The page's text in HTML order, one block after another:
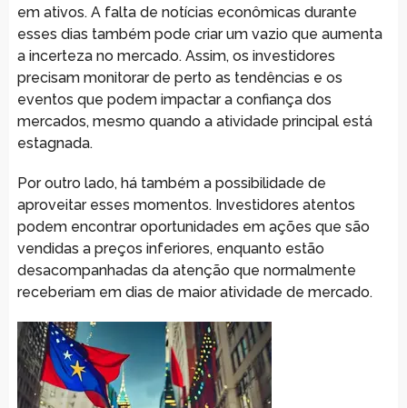
em ativos. A falta de notícias econômicas durante
esses dias também pode criar um vazio que aumenta
a incerteza no mercado. Assim, os investidores
precisam monitorar de perto as tendências e os
eventos que podem impactar a confiança dos
mercados, mesmo quando a atividade principal está
estagnada.
Por outro lado, há também a possibilidade de
aproveitar esses momentos. Investidores atentos
podem encontrar oportunidades em ações que são
vendidas a preços inferiores, enquanto estão
desacompanhadas da atenção que normalmente
receberiam em dias de maior atividade de mercado.